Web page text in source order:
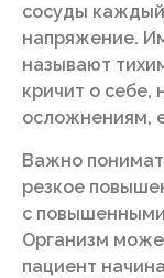
сосуды
напряжение.
называют
кричит о себе,
осложнениям,
Важно
резкое
с
Организм
пациент